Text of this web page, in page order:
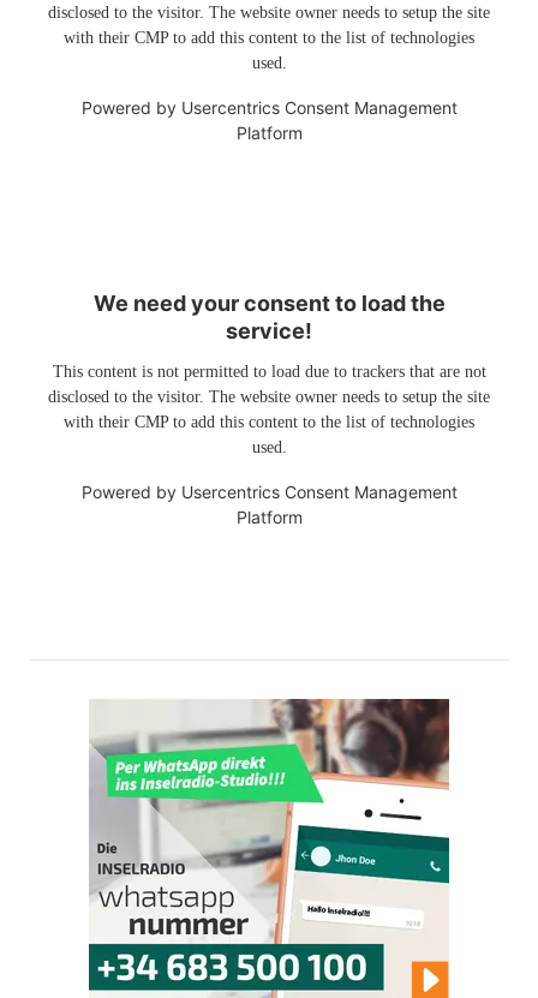
disclosed to the visitor. The website owner needs to setup the site
with their CMP to add this content to the list of technologies
used.
Powered by Usercentrics Consent Management
Platform
We need your consent to load the
service!
This content is not permitted to load due to trackers that are not
disclosed to the visitor. The website owner needs to setup the site
with their CMP to add this content to the list of technologies
used.
Powered by Usercentrics Consent Management
Platform